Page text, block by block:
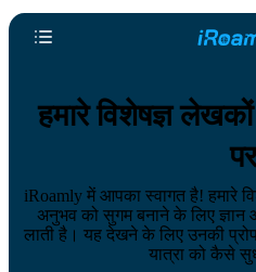
हमारे विशेषज्ञ
पर
iRoamly में आपका स्वागत है! हमारे
अनुभव को सुगम बनाने के लिए ज्ञान
लाती है। यह देखने के लिए उनकी
यात्रा को कैसे